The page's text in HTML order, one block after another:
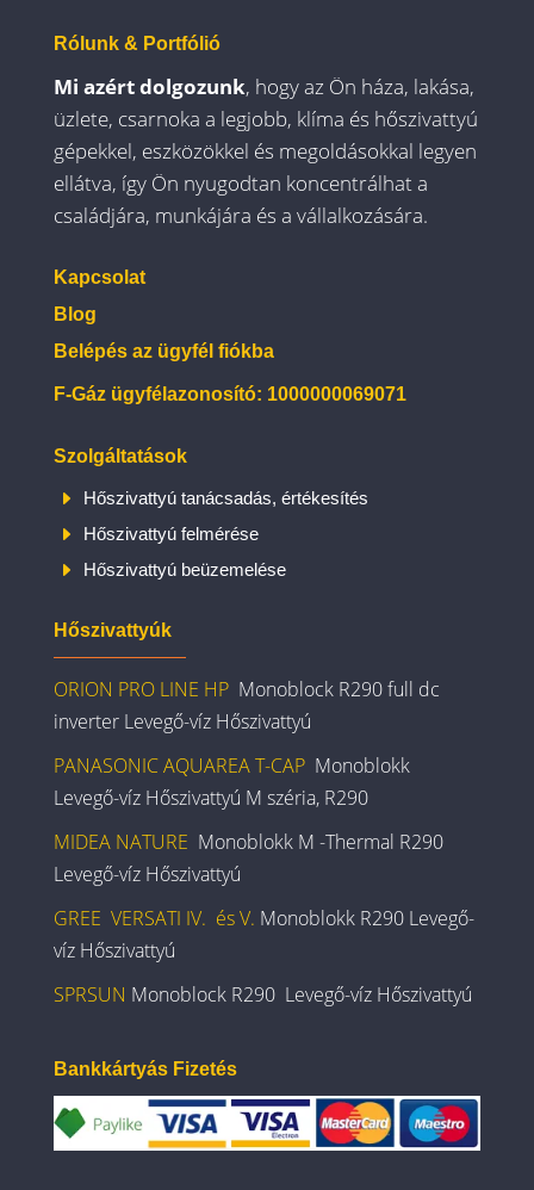
Rólunk & Portfólió
Mi azért dolgozunk, hogy az Ön háza, lakása,
üzlete, csarnoka a legjobb, klíma és hőszivattyú
gépekkel, eszközökkel és megoldásokkal legyen
ellátva, így Ön nyugodtan koncentrálhat a
családjára, munkájára és a vállalkozására.
Kapcsolat
Blog
Belépés az ügyfél fiókba
F-Gáz ügyfélazonosító: 1000000069071
Szolgáltatások
E Hőszivattyú tanácsadás, értékesítés
E Hőszivattyú felmérése
E Hőszivattyú beüzemelése
Hőszivattyúk
ORION PRO LINE HP Monoblock R290 full dc
inverter Levegő-víz Hőszivattyú
PANASONIC AQUAREA T-CAP Monoblokk
Levegő-víz Hőszivattyú M széria, R290
MIDEA NATURE Monoblokk M -Thermal R290
Levegő-víz Hőszivattyú
GREE VERSATI IV. és V. Monoblokk R290 Levegő-
víz Hőszivattyú
SPRSUN Monoblock R290 Levegő-víz Hőszivattyú
Bankkártyás Fizetés